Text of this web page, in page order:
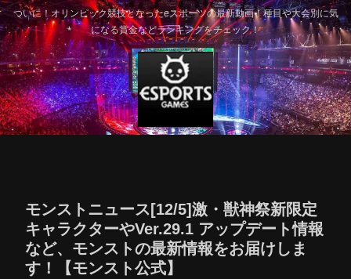
ついに！オリンピック競技となったeスポーツの最新動画！種目や大会別に気
になる賞金などランキングをチェック！
モンストニュース[12/5]激・獣神祭新限定
キャラクターやVer.29.1 アップデート情報
など、モンストの最新情報をお届けしま
す！【モンスト公式】